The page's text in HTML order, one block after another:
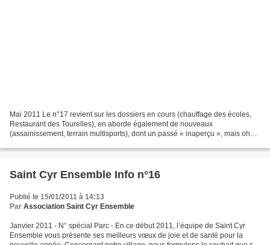
Mai 2011 Le n°17 revient sur les dossiers en cours (chauffage des écoles,
Restaurant des Tourelles), en aborde également de nouveaux
(assainissement, terrain multisports), dont un passé « inaperçu », mais oh
Saint Cyr Ensemble Info n°16
Publié le 15/01/2011 à 14:13
Par Association Saint Cyr Ensemble
Janvier 2011 - N° spécial Parc - En ce début 2011, l’équipe de Saint Cyr
Ensemble vous présente ses meilleurs vœux de joie et de santé pour la